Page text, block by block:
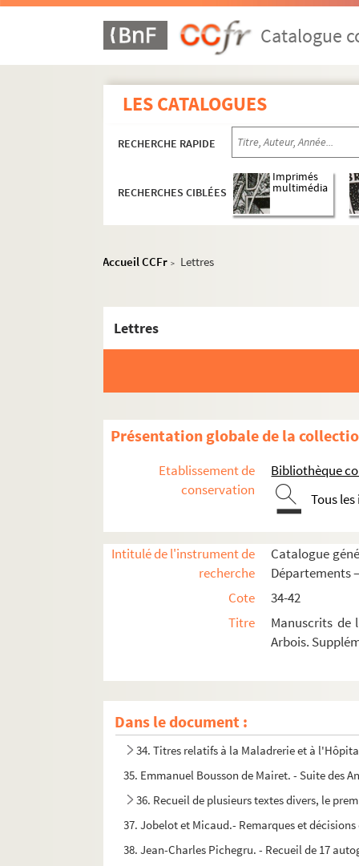
Catalogue
LES CATALOGUES
RECHERCHE RAPIDE
RECHERCHES CIBLÉES
Imprimés
multimédia
Accueil CCFr > Lettres
Lettres
Présentation globale de la
Etablissement de
conservation
Bibliothèque
Tous
Intitulé de l'instrument de
recherche
Catalogue
Départements
Cote
34-42
Titre
Manuscrits de
Arbois.
Dans le document :
34. Titres relatifs à la Maladrerie et à
35. Emmanuel Bousson de Mairet. - Suite des
36. Recueil de plusieurs textes divers, le
37. Jobelot et Micaud.- Remarques et
38. Jean-Charles Pichegru. - Recueil de 17